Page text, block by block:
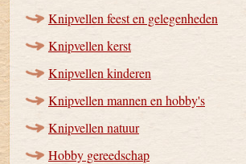
Knipvellen feest en gelegenheden
Knipvellen kerst
Knipvellen kinderen
Knipvellen mannen en hobby's
Knipvellen natuur
Hobby gereedschap